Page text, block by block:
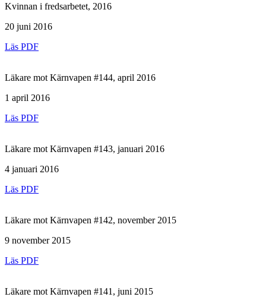
Kvinnan i fredsarbetet, 2016
20 juni 2016
Läs PDF
Läkare mot Kärnvapen #144, april 2016
1 april 2016
Läs PDF
Läkare mot Kärnvapen #143, januari 2016
4 januari 2016
Läs PDF
Läkare mot Kärnvapen #142, november 2015
9 november 2015
Läs PDF
Läkare mot Kärnvapen #141, juni 2015